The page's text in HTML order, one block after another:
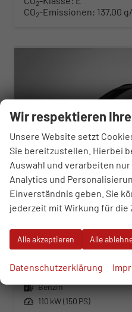
2
CO2-Emissionen: 137,00
1.5 TSI 6-Gang-
unverbindliche Lieferzeit:
Fahrzeugnr. 118879
Kraftstoff Benzin
Leistung 110 kW (150 PS)
Wir respektieren
Unsere Website setzt
Sie bereitzustellen. Hierbei
Auswahl und verarbeiten
Analytics und
Einverständnis geben. Sie
jederzeit mit Wirkung für die
Alle akzeptieren Alle
Datenschutzerklärung